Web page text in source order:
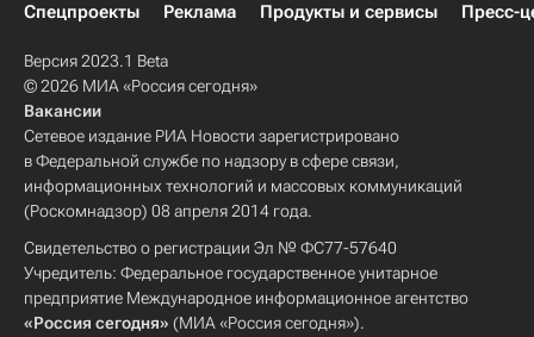
Спецпроекты
Реклама Продукты и сервисы Пресс-
Версия 2023.1 Beta
© 2026 МИА «Россия сегодня»
Вакансии
Сетевое издание РИА Новости зарегистрировано
в Федеральной службе по надзору в сфере связи,
информационных технологий и массовых коммуникаций
(Роскомнадзор) 08 апреля 2014 года.
Свидетельство о регистрации Эл № ФС77-57640
Учредитель: Федеральное государственное унитарное
предприятие Международное информационное агентство
«Россия сегодня» (МИА «Россия сегодня»).